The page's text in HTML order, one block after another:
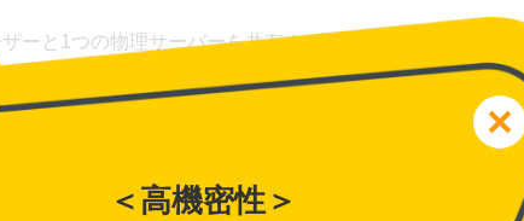
ーと1つの物理サーバーを共有するため、機密性への配慮
供、ファイアウォールも標準装備されたクラウドサーバー
となります。
＜高機密性＞